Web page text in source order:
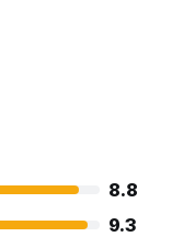
8.8
9.3